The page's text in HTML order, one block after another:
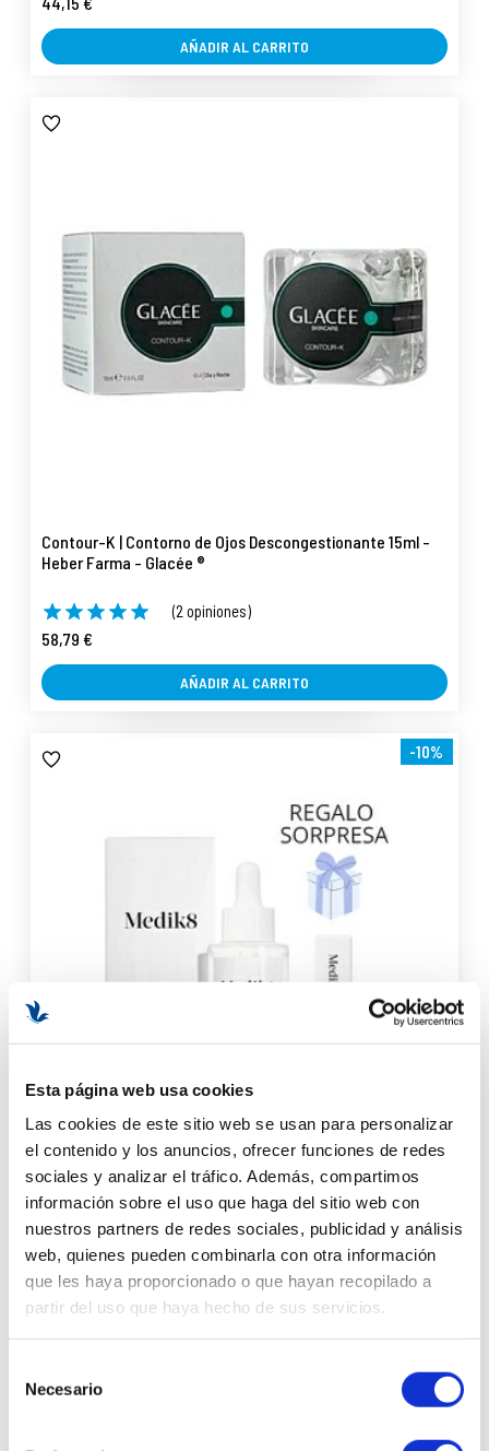
Esta página web usa cookies
Las cookies de este sitio web se usan para personalizar
el contenido y los anuncios, ofrecer funciones de redes
sociales y analizar el tráfico. Además, compartimos
información sobre el uso que haga del sitio web con
nuestros partners de redes sociales, publicidad y análisis
web, quienes pueden combinarla con otra información
que les haya proporcionado o que hayan recopilado a
partir del uso que haya hecho de sus servicios.
Necesario
AÑADIR AL CARRITO
Contour-K | Contorno de Ojos Descongestionante 15ml -
Heber Farma - Glacée ®
(2 opiniones)
58,79 €
AÑADIR AL CARRITO
-10%
Liquid Peptides | Serum con péptidos hidratante -
Peptides - Medik8 ®
65,70 € 73,00 €
-7%